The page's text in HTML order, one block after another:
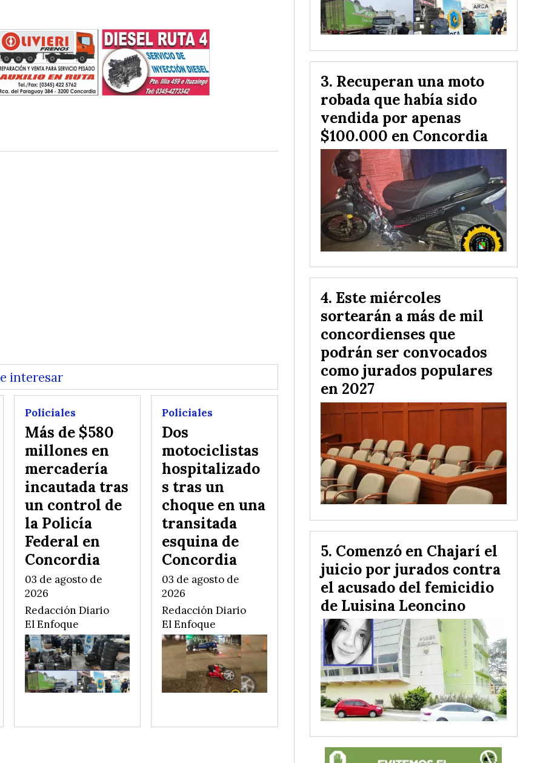
interesar
Más de $580
millones en
mercadería
incautada tras
un control de
la Policía
Federal en
Concordia
Redacción Diario
El Enfoque
Policiales
03 de agosto de
2026
Dos
motociclistas
hospitalizado
s tras un
choque en una
transitada
esquina de
Concordia
Redacción Diario
El Enfoque
Policiales
03 de agosto de
2026
Recuperan una moto
robada que había sido
vendida por apenas
$100.000 en Concordia
Este miércoles
sortearán a más de mil
concordienses que
podrán ser convocados
como jurados populares
en 2027
Comenzó en Chajarí el
juicio por jurados contra
el acusado del femicidio
de Luisina Leoncino